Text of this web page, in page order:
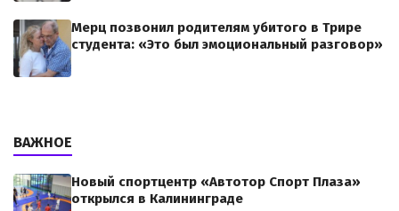
Мерц позвонил родителям убитого в Трире
студента: «Это был эмоциональный разговор»
ВАЖНОЕ
Новый спортцентр «Автотор Спорт Плаза»
открылся в Калининграде